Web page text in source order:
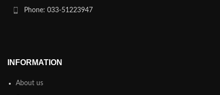
Phone: 033-51223947
INFORMATION
About us